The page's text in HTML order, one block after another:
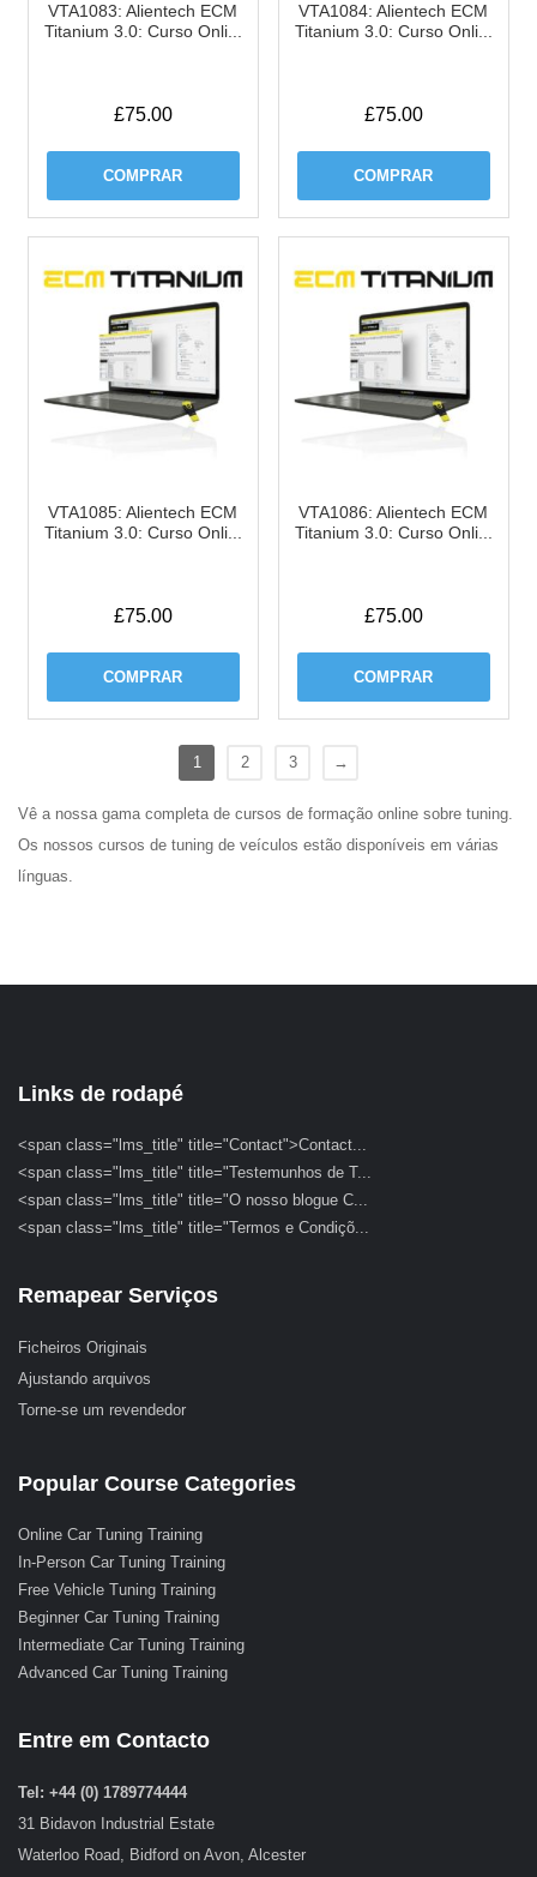
VTA1083: Alientech ECM
Titanium 3.0: Curso Onli...
£75.00
COMPRAR
VTA1084: Alientech ECM
Titanium 3.0: Curso Onli...
£75.00
COMPRAR
VTA1085: Alientech ECM
Titanium 3.0: Curso Onli...
£75.00
COMPRAR
VTA1086: Alientech ECM
Titanium 3.0: Curso Onli...
£75.00
COMPRAR
1 2 3 →
Vê a nossa gama completa de cursos de formação online sobre tuning.
Os nossos cursos de tuning de veículos estão disponíveis em várias
línguas.
Links de rodapé
<span class="lms_title" title="Contact">Contact...
<span class="lms_title" title="Testemunhos de T...
<span class="lms_title" title="O nosso blogue C...
<span class="lms_title" title="Termos e Condiçõ...
Remapear Serviços
Ficheiros Originais
Ajustando arquivos
Torne-se um revendedor
Popular Course Categories
Online Car Tuning Training
In-Person Car Tuning Training
Free Vehicle Tuning Training
Beginner Car Tuning Training
Intermediate Car Tuning Training
Advanced Car Tuning Training
Entre em Contacto
Tel: +44 (0) 1789774444
31 Bidavon Industrial Estate
Waterloo Road, Bidford on Avon, Alcester